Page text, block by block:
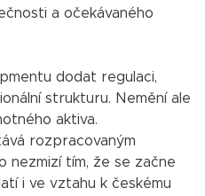
a očekávaného
dodat regulaci,
strukturu. Nemění ale
aktiva.
rozpracovaným
nezmizí tím, že se začne
i ve vztahu k českému